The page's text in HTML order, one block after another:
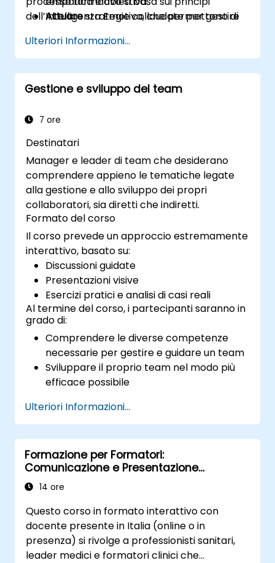
dell’Intelligenza Emotiva, che permettono di
consapevolezza e impatto.
Attuarestrategie collaudate per gestire
trasmettere sicurezza.
Strutturareuna presentazione efficace,
con un incipit chiaro, uno sviluppo logico e
una conclusione memorabile.
coinvolgente, utilizzando un linguaggio
Riconoscere
dell’Intelligenza Emotiva e sfruttarli per
costruire relazioni professionali più solide.
Elaborareun piano d’azione personale
per continuare a migliorare le proprie
capacità di comunicazione e
presentazione.
Ulteriori Informazioni...
Gestione e sviluppo del team
7 ore
Destinatari
Manager e leader di team che desiderano
comprendere appieno le tematiche legate
alla gestione e allo sviluppo dei propri
collaboratori, sia diretti che indiretti.
Formato del corso
Il corso prevede un approccio estremamente
interattivo, basato su:
Discussioni guidate
Presentazioni visive
Esercizi pratici e analisi di casi reali
Al termine del corso, i partecipanti saranno in
grado di:
Comprendere le diverse competenze
necessarie per gestire e guidare un team
Sviluppare il proprio team nel modo più
efficace possibile
cambiamenti nella propria area aziendale
Gestire in modo ottimale le prestazioni
dei dipendenti
Negoziare con successo soluzioni che
rispondano alle proprie esigenze
Affrontare in modo adeguato le situazioni
lavoro
Ulteriori Informazioni...
Formazione per Formatori:
Comunicazione e Presentazione
Scientifica di Alto Impatto per
Professionisti Sanitari
14 ore
Questo corso in formato interattivo con
docente presente in Italia (online o in
presenza) si rivolge a professionisti sanitari,
leader medici e formatori clinici che